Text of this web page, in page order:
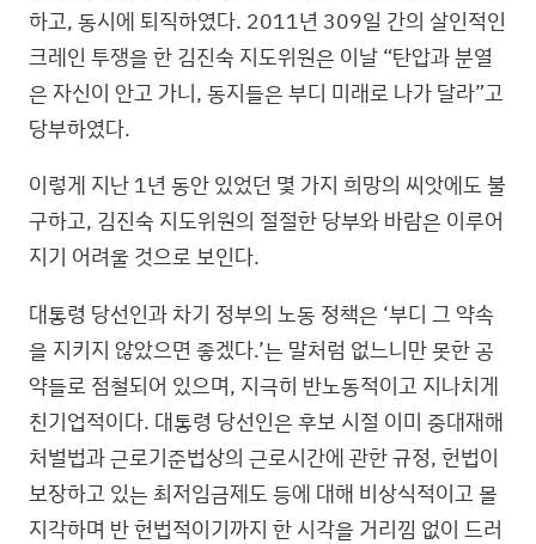
하고, 동시에 퇴직하였다. 2011년 309일 간의 살인적인
크레인 투쟁을 한 김진숙 지도위원은 이날 “탄압과 분열
은 자신이 안고 가니, 동지들은 부디 미래로 나가 달라”고
당부하였다.
이렇게 지난 1년 동안 있었던 몇 가지 희망의 씨앗에도 불
구하고, 김진숙 지도위원의 절절한 당부와 바람은 이루어
지기 어려울 것으로 보인다.
대통령 당선인과 차기 정부의 노동 정책은 ‘부디 그 약속
을 지키지 않았으면 좋겠다.’는 말처럼 없느니만 못한 공
약들로 점철되어 있으며, 지극히 반노동적이고 지나치게
친기업적이다. 대통령 당선인은 후보 시절 이미 중대재해
처벌법과 근로기준법상의 근로시간에 관한 규정, 헌법이
보장하고 있는 최저임금제도 등에 대해 비상식적이고 몰
지각하며 반 헌법적이기까지 한 시각을 거리낌 없이 드러